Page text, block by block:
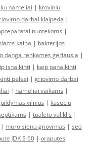
nameliai | kroviniu
darbai klaipeda |
nuotekoms |
kaina | bakterijos
danga renkames geriausia |
isnaikinti | kaip panaikinti
pelesi | griovimo darbai
| nameliai vaikams |
vilnius | kaseciu
| tualeto valiklis |
| muro sienu griovimas | seo
JDK S 60 | oraputes